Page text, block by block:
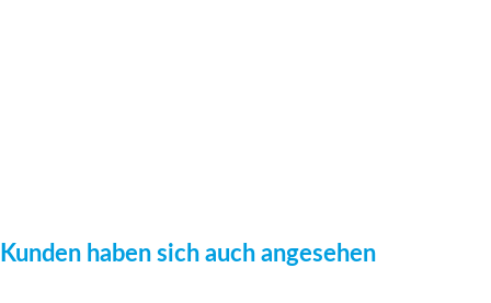
Produktgalerie überspringen
Kunden haben sich auch angesehen